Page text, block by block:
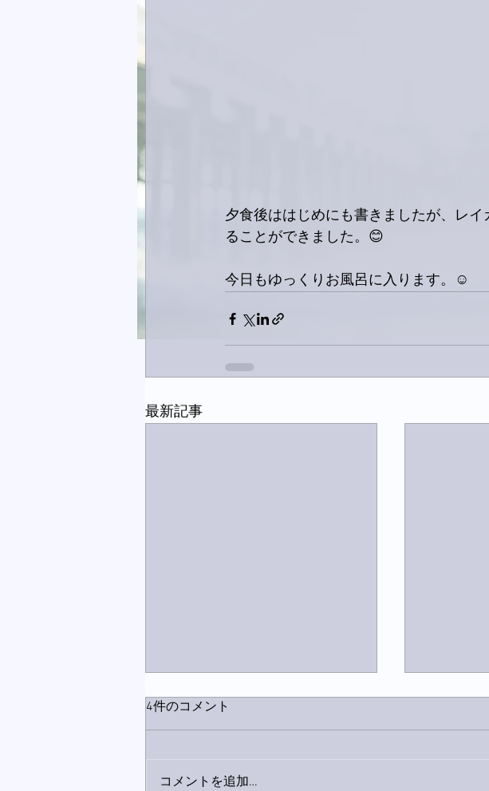
夕食後ははじめにも書きましたが、レ
ることができました。😊
今日もゆっくりお風呂に入ります。☺️
最新記事
4件のコメント
コメントを追加…